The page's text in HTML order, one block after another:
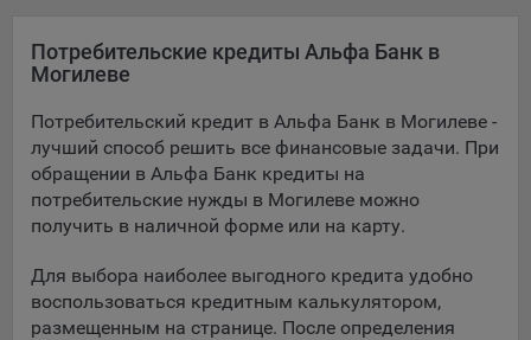
пользователей с сайтом.
9.3. Файлы cookie предпочтений, например, для настройки
контента. Данные файлы cookie собирают информацию о
выборе пользователя на сайте и его предпочтениях и
позволяют Обществу «запомнить» информацию о
выбранном пользователем городе и других местных
настройках для того, чтобы соответствующим образом
настраивать сайт.
9.4. Аналитические файлы cookie, например
Яндекс.Метрика, Google Analytics. Данные файлы cookie
собирают информацию о том, как пользователь
Потребительские кредиты Альфа Банк в
Могилеве
Потребительский кредит в Альфа Банк в Могилеве -
лучший способ решить все финансовые задачи. При
обращении в Альфа Банк кредиты на
потребительские нужды в Могилеве можно
получить в наличной форме или на карту.
Для выбора наиболее выгодного кредита удобно
воспользоваться кредитным калькулятором,
размещенным на странице. После определения